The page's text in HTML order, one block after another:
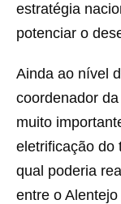
estratégia
potenciar o
Ainda ao nível
coordenador
muito
eletrificação do
qual poderia
entre o Alentejo